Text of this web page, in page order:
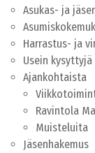
Asukas- ja
Harrastus- ja
Usein kysyttyjä
Ajankohtaista
Ravintola
Muisteluita
Jäsenhakemus